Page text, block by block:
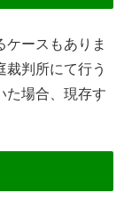
ケースもありま
判所にて行う
た場合、現存す